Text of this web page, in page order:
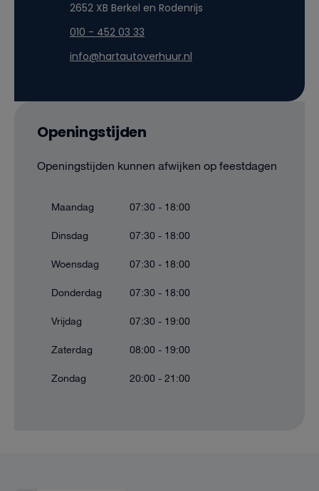
2652 XB Berkel en Rodenrijs
010 - 452 03 33
info@hartautoverhuur.nl
Openingstijden
Openingstijden kunnen afwijken op feestdagen
Maandag
07:30 - 18:00
Dinsdag
07:30 - 18:00
Woensdag
07:30 - 18:00
Donderdag
07:30 - 18:00
Vrijdag
07:30 - 19:00
Zaterdag
08:00 - 19:00
Zondag
20:00 - 21:00